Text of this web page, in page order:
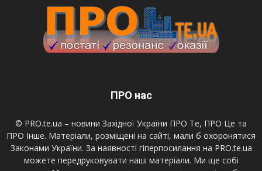
ПРО нас
© PRO.te.ua – новини Західної України ПРО Те, ПРО Це та
ПРО Інше. Матеріали, розміщені на сайті, мали б охоронятися
Законами України. За наявності гіперпосилання на PRO.te.ua
можете передруковувати наші матеріали. Ми ще собі